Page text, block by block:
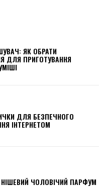
ЯК ОБРАТИ
ДЛЯ ПРИГОТУВАННЯ
ДЛЯ БЕЗПЕЧНОГО
ІНТЕРНЕТОМ
ЧОЛОВІЧИЙ ПАРФУМ